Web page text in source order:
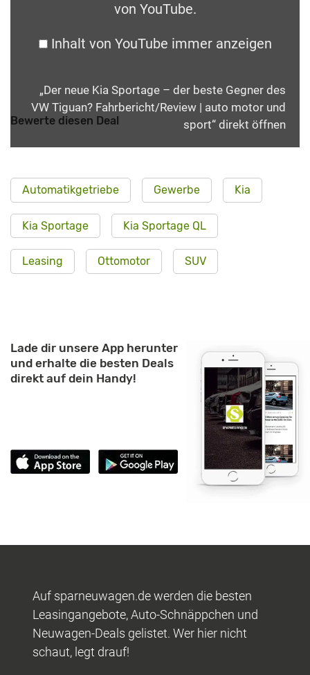
von YouTube.
Inhalt von YouTube immer anzeigen
„Der neue Kia Sportage – der beste Gegner des
VW Tiguan? Fahrbericht/Review | auto motor und
sport“ direkt öffnen
Bewerte diesen Deal
Automatikgetriebe Gewerbe Kia
Kia Sportage Kia Sportage QL
Leasing Ottomotor SUV
Lade dir unsere App herunter
und erhalte die besten Deals
direkt auf dein Handy!
Auf sparneuwagen.de werden die besten
Leasingangebote, Auto-Schnäppchen und
Neuwagen-Deals gelistet. Wer hier nicht
schaut, legt drauf!